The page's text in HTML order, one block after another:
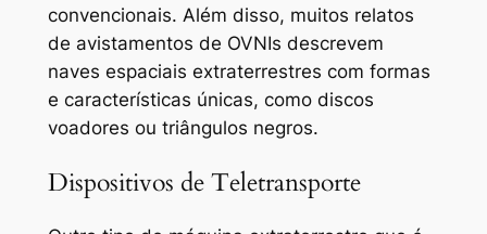
convencionais. Além disso, muitos relatos
de avistamentos de OVNIs descrevem
naves espaciais extraterrestres com formas
e características únicas, como discos
voadores ou triângulos negros.
Dispositivos de Teletransporte